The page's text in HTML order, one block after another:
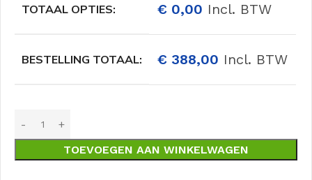
TOTAAL OPTIES: € 0,00 Incl. BTW
BESTELLING TOTAAL: € 388,00 Incl. BTW
TOEVOEGEN AAN WINKELWAGEN